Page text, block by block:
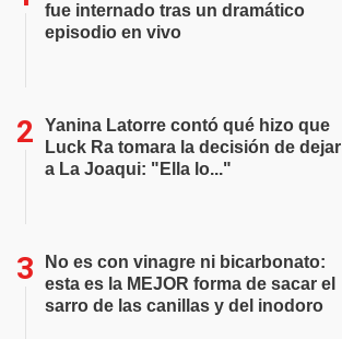
fue internado tras un dramático
episodio en vivo
Yanina Latorre contó qué hizo que
Luck Ra tomara la decisión de dejar
a La Joaqui: "Ella lo..."
No es con vinagre ni bicarbonato:
esta es la MEJOR forma de sacar el
sarro de las canillas y del inodoro